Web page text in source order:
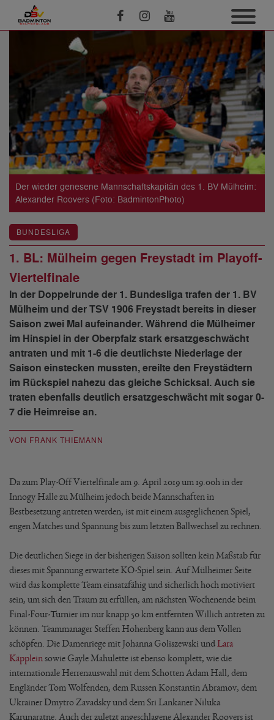
Der wieder genesene Mannschaftskapitän des 1. BV Mülheim:
Alexander Roovers (Foto: BadmintonPhoto)
BUNDESLIGA
1. BL: Mülheim gegen Freystadt im Playoff-
Viertelfinale
In der Doppelrunde der 1. Bundesliga trafen der 1. BV
Mülheim und der TSV 1906 Freystadt bereits in dieser
Saison zwei Mal aufeinander. Während die Mülheimer
im Hinspiel in der Oberpfalz stark ersatzgeschwächt
antraten und mit 1-6 die deutlichste Niederlage der
Saison einstecken mussten, ereilte den Freystädtern
im Rückspiel nahezu das gleiche Schicksal. Auch sie
traten ebenfalls deutlich ersatzgeschwächt mit sogar 0-
7 die Heimreise an.
VON FRANK THIEMANN
Da zum Play-Off Viertelfinale am 9. April 2019 um 19.00h in der
Innogy Halle zu Mülheim jedoch beide Mannschaften in
Bestbesetzung antreten werden, ist mit einem ausgeglichenen Spiel,
engen Matches und Spannung bis zum letzten Ballwechsel zu rechnen.
Die deutlichen Siege in der bisherigen Saison sollten kein Maßstab für
dieses mit Spannung erwartete KO-Spiel sein. Auf Mülheimer Seite
wird das komplette Team einsatzfähig und sicherlich hoch motiviert
sein, um sich den Traum zu erfüllen, am nächsten Wochenende beim
Final-Four-Turnier im nur knapp 50 km entfernten Willich antreten zu
können. Teammanager Steffen Hohenberg kann aus dem Vollen
schöpfen. Die Damenriege mit Johanna Goliszewski und Lara
Käpplein sowie Gayle Mahulette ist ebenso komplett, wie die
internationale Herrenauswahl mit dem Schotten Adam Hall, dem
Engländer Tom Wolfenden, dem Russen Konstantin Abramov, dem
Ukrainer Dmytro Zavadsky und dem Sri Lankaner Niluka
Karunaratne. Auch der zuletzt angeschlagene Alexander Roovers ist